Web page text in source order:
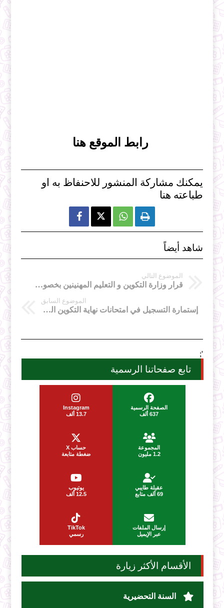
يمكنك مشاركة المنشور للاحنفاظ به او
طباعته هنا
  
شاهد أيضاً
الموضوع التالي
قرار وزارة التكوين و التعليم المهنينين بخصوص التربص حسب جائحة كورونا
الموضوع السابق
إستمارة التسجيل في امتحانات نهاية التكوين المهني -الأحرار
';
تابع صفحاتنا الرسمية
الصفحة الرسمية
637 ألف
Instagram
13.7 ألف
المجموعة
1.2 مليون
حساب X
ضغطة متابعة
عقيلة طايبي
69 ألف متابع
يوتيوب
12.5 ألف
إرسال الملفات
عبر الإيميل
TikTok
رسمي
الأقسام الأكثر زيارة
السنة التحضيرية